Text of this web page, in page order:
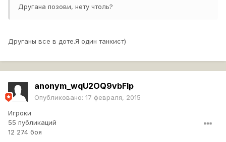
Другана позови, нету чтоль?
Друганы все в доте.Я один танкист)
anonym_wqU2OQ9vbFlp
Опубликовано: 17 февраля, 2015
Игроки
55 публикаций
12 274 боя